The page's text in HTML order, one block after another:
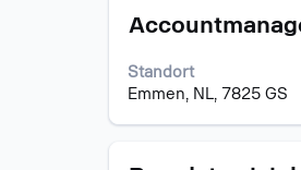
vollständig
Stellenbezeichnung
Standort
Emmen, NL, 7825 GS
Drücken
die
Leertaste,
die